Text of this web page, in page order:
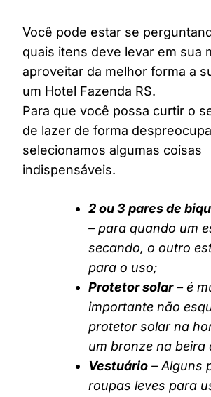
Você pode estar se
quais itens deve levar em sua
aproveitar da melhor forma a
um Hotel Fazenda RS.
Para que você possa curtir o
de lazer de forma
selecionamos algumas coisas
indispensáveis.
2 ou 3 pares de
– para quando um
secando, o outro
para o uso;
Protetor solar– é
importante não
protetor solar na
um bronze na beira
Vestuário – Alguns
roupas leves para